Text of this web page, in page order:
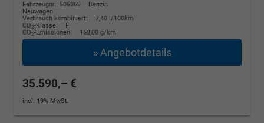
Fahrzeugnr.: 506868
Benzin
Neuwagen
Verbrauch kombiniert:
7,40 l/100km
CO2-Klasse:
F
CO2-Emissionen: 168,00 g/km
» Angebotdetails
35.590,– €
incl. 19% MwSt.